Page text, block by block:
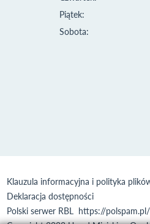
Piątek:
Sobota:
Klauzula informacyjna i polityka
Deklaracja dostępności
Polski serwer RBL https://polspam.pl/